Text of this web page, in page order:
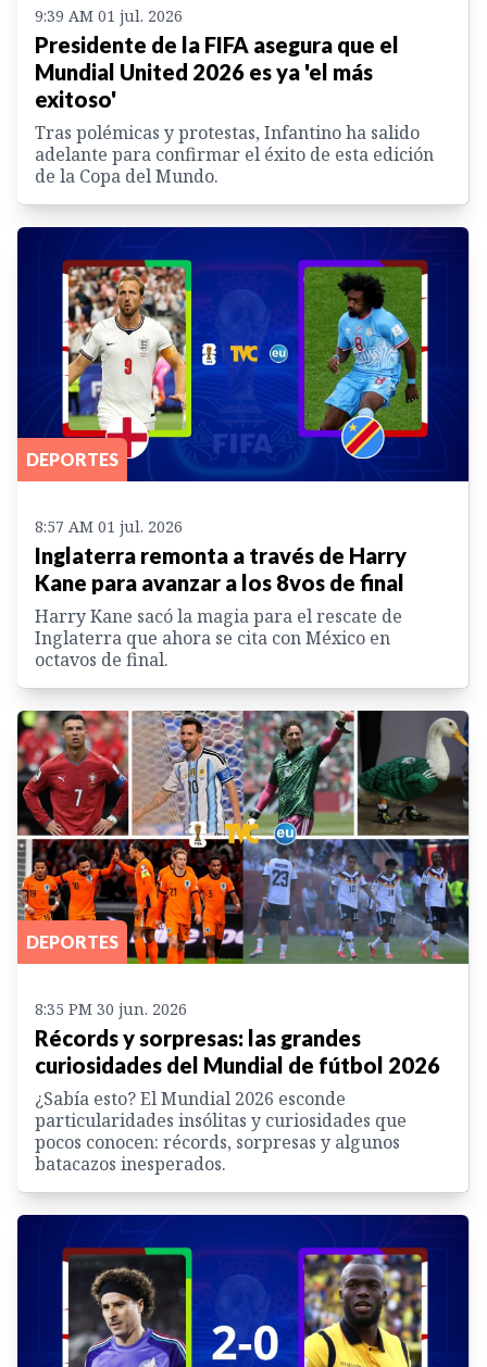
9:39 AM 01 jul. 2026
Presidente de la FIFA asegura que el
Mundial United 2026 es ya 'el más
exitoso'
Tras polémicas y protestas, Infantino ha salido
adelante para confirmar el éxito de esta edición
de la Copa del Mundo.
DEPORTES
8:57 AM 01 jul. 2026
Inglaterra remonta a través de Harry
Kane para avanzar a los 8vos de final
Harry Kane sacó la magia para el rescate de
Inglaterra que ahora se cita con México en
octavos de final.
DEPORTES
8:35 PM 30 jun. 2026
Récords y sorpresas: las grandes
curiosidades del Mundial de fútbol 2026
¿Sabía esto? El Mundial 2026 esconde
particularidades insólitas y curiosidades que
pocos conocen: récords, sorpresas y algunos
batacazos inesperados.